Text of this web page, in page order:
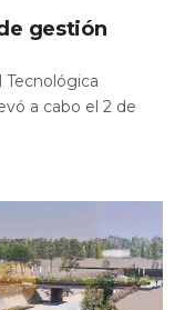
gestión
Tecnológica
a cabo el 2 de